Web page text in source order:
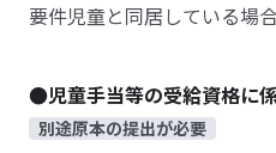
要件児童と同居している場
●児童手当等の受給資格に
別途原本の提出が必要